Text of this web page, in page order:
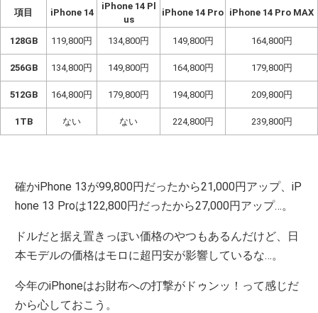
項目 iPhone 14
iPhone 14 Pl
us
iPhone 14 Pro iPhone 14 Pro MAX
128GB 119,800円 134,800円 149,800円 164,800円
256GB 134,800円 149,800円 164,800円 179,800円
512GB 164,800円 179,800円 194,800円 209,800円
1TB ない ない 224,800円 239,800円
確かiPhone 13が99,800円だったから21,000円アップ、iP
hone 13 Proは122,800円だったから27,000円アップ…。
ドルだと据え置きっぽい価格のやつもあるんだけど、日
本モデルの価格はモロに超円安が影響しているな…。
今年のiPhoneはお財布への打撃がドゥンッ！って感じだ
から心しておこう。